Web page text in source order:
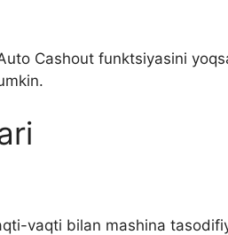
Cashout funktsiyasini
vaqti bilan mashina